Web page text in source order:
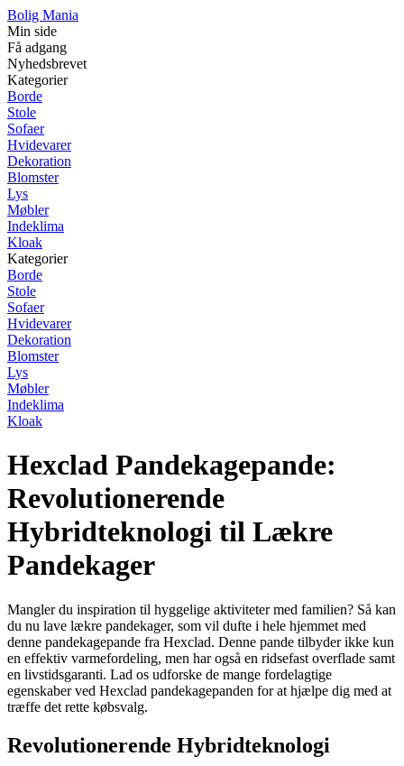
Bolig Mania
Min side
Få adgang
Nyhedsbrevet
Kategorier
Borde
Stole
Sofaer
Hvidevarer
Dekoration
Blomster
Lys
Møbler
Indeklima
Kloak
Kategorier
Borde
Stole
Sofaer
Hvidevarer
Dekoration
Blomster
Lys
Møbler
Indeklima
Kloak
Hexclad Pandekagepande:
Revolutionerende
Hybridteknologi til Lækre
Pandekager
Mangler du inspiration til hyggelige aktiviteter med familien? Så kan
du nu lave lækre pandekager, som vil dufte i hele hjemmet med
denne pandekagepande fra Hexclad. Denne pande tilbyder ikke kun
en effektiv varmefordeling, men har også en ridsefast overflade samt
en livstidsgaranti. Lad os udforske de mange fordelagtige
egenskaber ved Hexclad pandekagepanden for at hjælpe dig med at
træffe det rette købsvalg.
Revolutionerende Hybridteknologi